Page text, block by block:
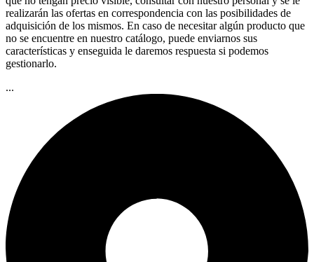
realizarán las ofertas en correspondencia con las posibilidades de
adquisición de los mismos. En caso de necesitar algún producto que
no se encuentre en nuestro catálogo, puede enviarnos sus
características y enseguida le daremos respuesta si podemos
gestionarlo.
...